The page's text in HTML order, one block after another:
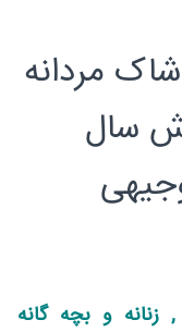
مردانه
سال
زنانه و بچه گانه